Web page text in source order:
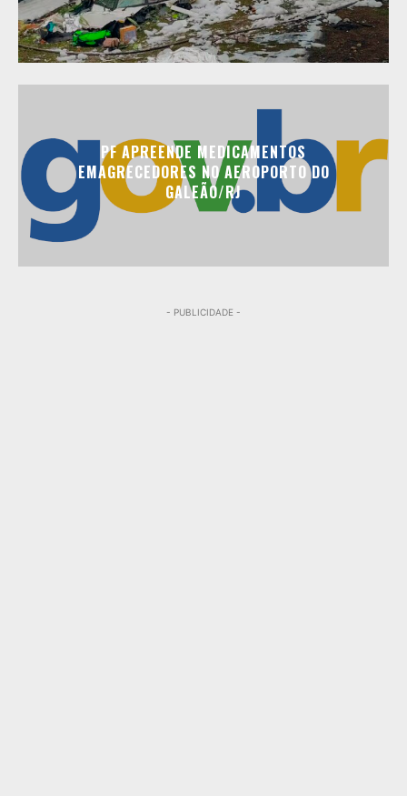
PF APREENDE MEDICAMENTOS
EMAGRECEDORES NO AEROPORTO DO
GALEÃO/RJ
- PUBLICIDADE -